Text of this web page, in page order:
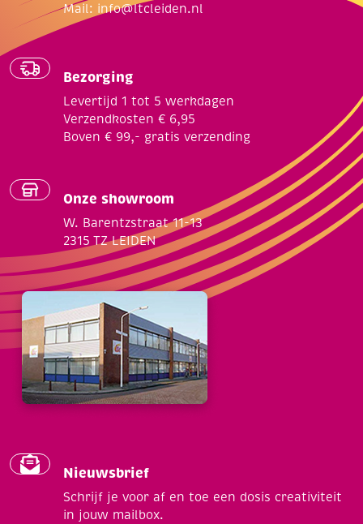
Mail: info@ltcleiden.nl
Bezorging
Levertijd 1 tot 5 werkdagen
Verzendkosten € 6,95
Boven € 99,- gratis verzending
Onze showroom
W. Barentzstraat 11-13
2315 TZ LEIDEN
Nieuwsbrief
Schrijf je voor af en toe een dosis creativiteit
in jouw mailbox.